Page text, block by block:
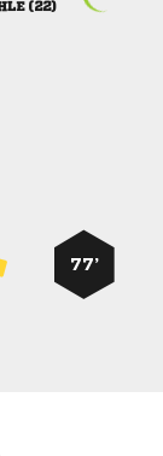

77’